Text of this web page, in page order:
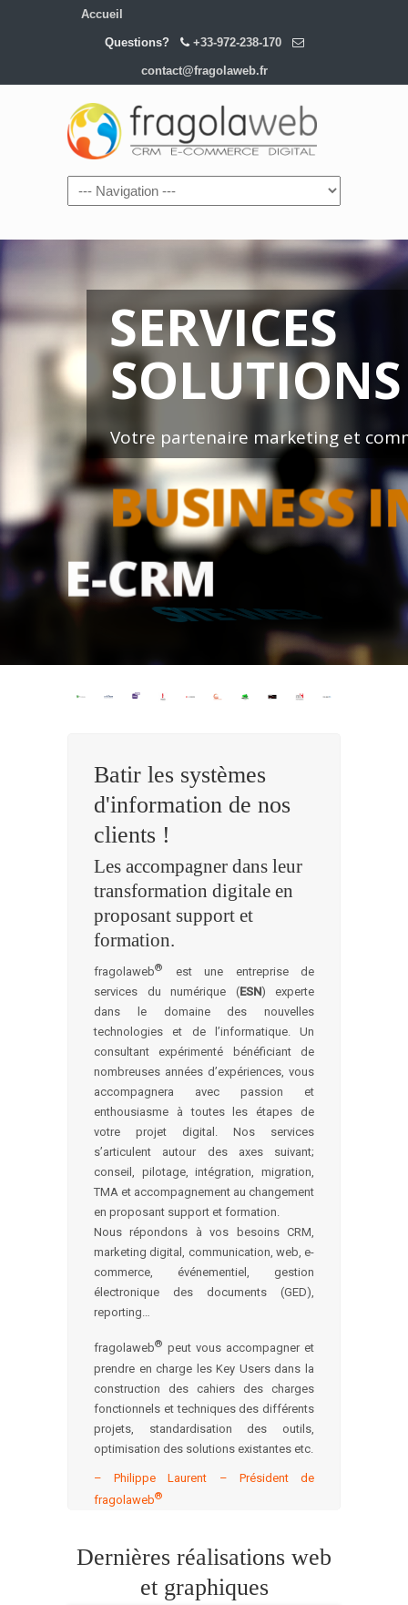
Accueil
Questions? +33-972-238-170
contact@fragolaweb.fr
SERVICES
Votre partenaire marketing et
BUSINESSI
SIT W
E-CRM
Batir les systèmes
d'information de nos
clients !
Les accompagner dans leur
transformation digitale en
proposant support et
formation.
fragolaweb® est une entreprise de
services du numérique (ESN) experte
dans le domaine des nouvelles
technologies et de l’informatique. Un
consultant expérimenté bénéficiant de
nombreuses années d’expériences, vous
accompagnera avec passion et
enthousiasme à toutes les étapes de
votre projet digital. Nos services
s’articulent autour des axes suivant;
conseil, pilotage, intégration, migration,
TMA et accompagnement au changement
en proposant support et formation.
Nous répondons à vos besoins CRM,
marketing digital, communication, web, e-
commerce, événementiel, gestion
électronique des documents (GED),
reporting…
fragolaweb® peut vous accompagner et
prendre en charge les Key Users dans la
construction des cahiers des charges
fonctionnels et techniques des différents
projets, standardisation des outils,
optimisation des solutions existantes etc.
– Philippe Laurent – Président de
fragolaweb®
Dernières réalisations web
et graphiques